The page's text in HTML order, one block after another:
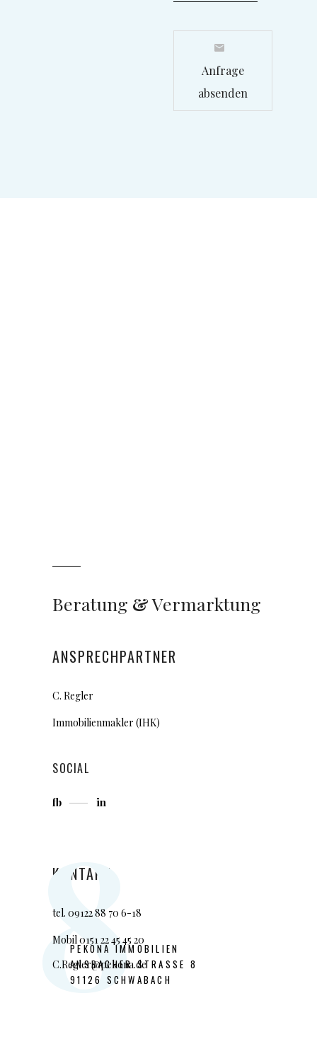
Anfrage
absenden
Beratung &Vermarktung
ANSPRECHPARTNER
C. Regler
Immobilienmakler (IHK)
SOCIAL
fb in
KONTAKT
tel. 09122 88 70 6-18
Mobil 0151 22 45 45 20
C.Regler@pekona.de
8
PEKONA IMMOBILIEN
ANSBACHER STRASSE 8
91126 SCHWABACH